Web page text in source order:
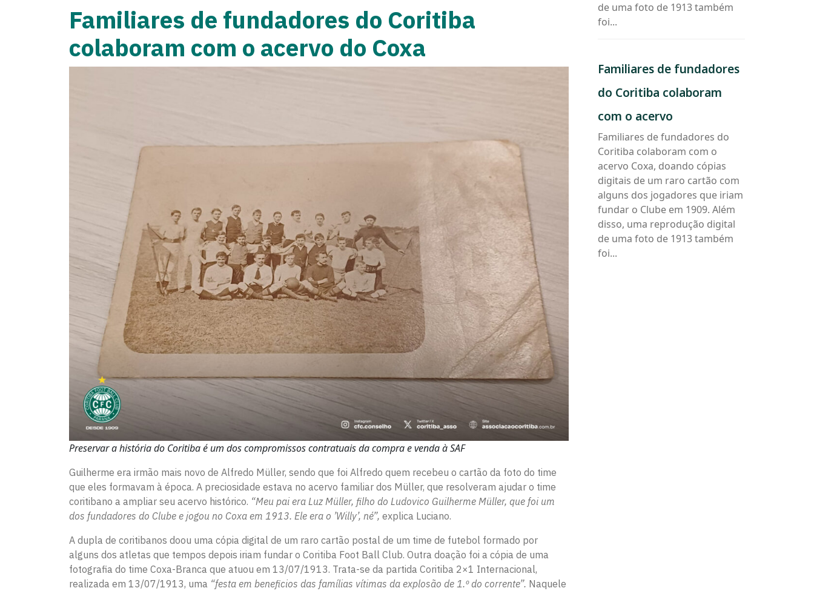
Familiares de fundadores do Coritiba
colaboram com o acervo do Coxa
Preservar a história do Coritiba é um dos compromissos contratuais da compra e venda à SAF
Guilherme era irmão mais novo de Alfredo Müller, sendo que foi Alfredo quem recebeu o cartão da foto do time
que eles formavam à época. A preciosidade estava no acervo familiar dos Müller, que resolveram ajudar o time
coritibano a ampliar seu acervo histórico.​ “Meu pai era Luz Müller, filho do Ludovico Guilherme Müller, que foi um
dos fundadores do Clube e jogou no Coxa em 1913. Ele era o ’Willy’, né”, explica Luciano.
A dupla de coritibanos doou uma cópia digital de um raro cartão postal de um time de futebol formado por
alguns dos atletas que tempos depois iriam fundar o Coritiba Foot Ball Club. Outra doação foi a cópia de uma
fotografia do time Coxa-Branca que atuou em 13/07/1913. Trata-se da partida Coritiba 2×1 Internacional,
realizada em 13/07/1913, uma “festa em beneficios das famílias vítimas da explosão de 1.º do corrente”. Naquele
de uma foto de 1913 também
foi...
de
fundadores
do
Coritiba
com
o
acervo
Familiares de fundadores
do Coritiba colaboram
com o acervo
Familiares de fundadores do
Coritiba colaboram com o
acervo Coxa, doando cópias
digitais de um raro cartão com
alguns dos jogadores que iriam
fundar o Clube em 1909. Além
disso, uma reprodução digital
de uma foto de 1913 também
foi...